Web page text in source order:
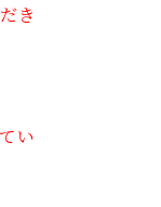
き
い
年7月